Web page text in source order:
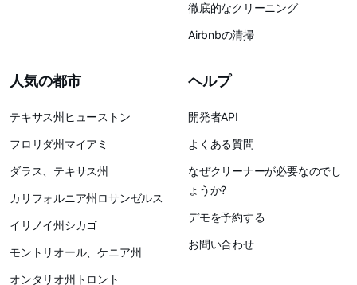
徹底的なクリーニング
Airbnbの清掃
人気の都市
テキサス州ヒューストン
フロリダ州マイアミ
ダラス、テキサス州
カリフォルニア州ロサンゼルス
イリノイ州シカゴ
モントリオール、ケニア州
オンタリオ州トロント
ヘルプ
開発者API
よくある質問
なぜクリーナーが必要なのでし
ょうか?
デモを予約する
お問い合わせ